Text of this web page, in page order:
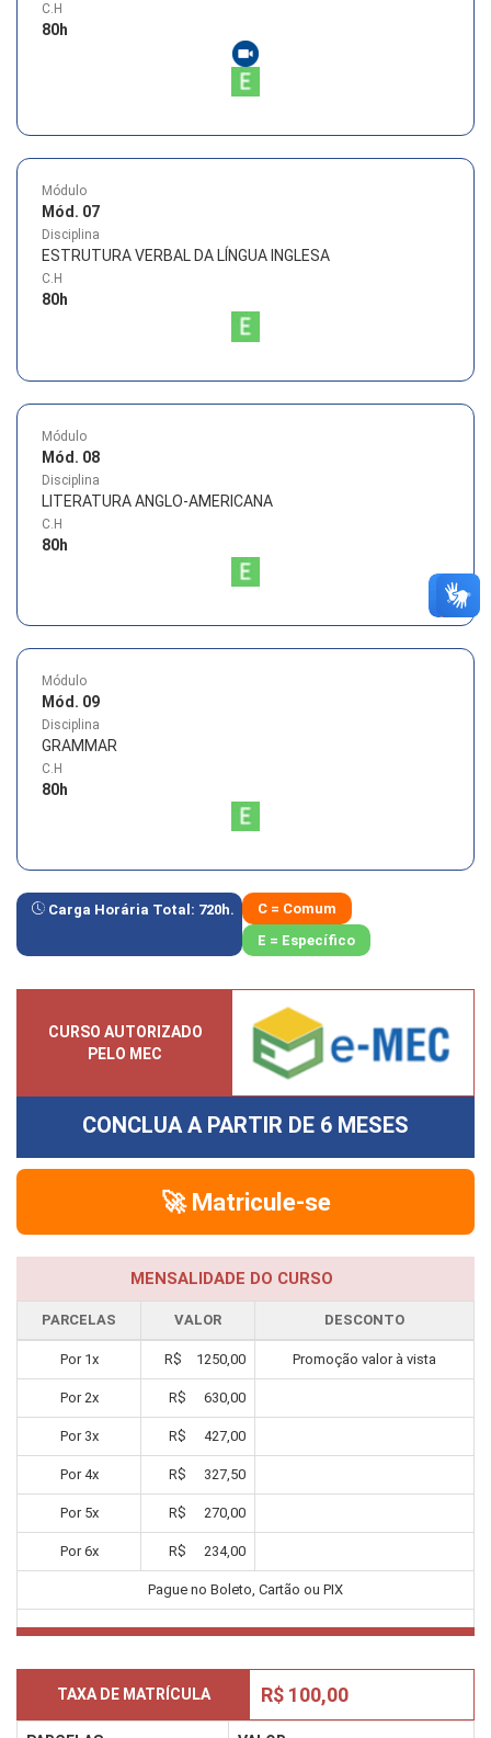
C.H
80h
Módulo
Mód. 07
Disciplina
ESTRUTURA VERBAL DA LÍNGUA INGLESA
C.H
80h
Módulo
Mód. 08
Disciplina
LITERATURA ANGLO-AMERICANA
C.H
80h
Módulo
Mód. 09
Disciplina
GRAMMAR
C.H
80h
Carga Horária Total: 720h.
C = Comum
E = Específico
CURSO AUTORIZADO
PELO MEC
CONCLUA A PARTIR DE 6 MESES
🚀 Matricule-se
MENSALIDADE DO CURSO
PARCELAS VALOR DESCONTO
Por 1x R$ 1250,00 Promoção valor à vista
Por2x R$ 630,00
Por 3x R$ 427,00
Por4x R$ 327,50
Por 5x R$ 270,00
Por6x R$ 234,00
Pague no Boleto, Cartão ou PIX
TAXA DE MATRÍCULA R$ 100,00